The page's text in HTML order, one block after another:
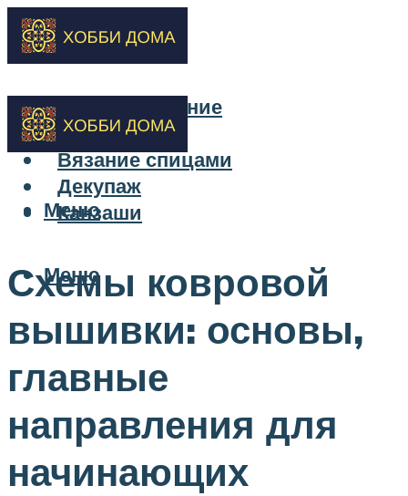
Бисероплетение
Вышивка
Вязание спицами
Декупаж
Канзаши
Меню
Меню
Схемы ковровой
вышивки: основы,
главные
направления для
начинающих